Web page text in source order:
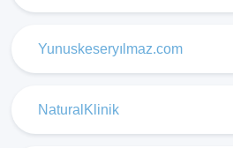
Yunuskeseryılmaz.com
NaturalKlinik